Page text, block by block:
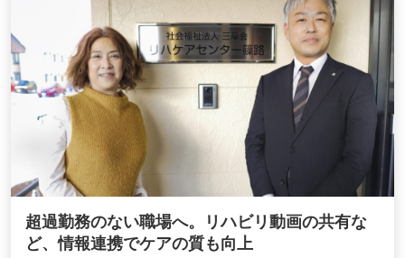
超過勤務のない職場へ。リハビリ動画の共有な
ど、情報連携でケアの質も向上